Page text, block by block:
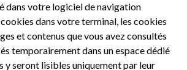
dans votre logiciel de navigation
dans votre terminal, les cookies
et contenus que vous avez consultés
temporairement dans un espace dédié
y seront lisibles uniquement par leur